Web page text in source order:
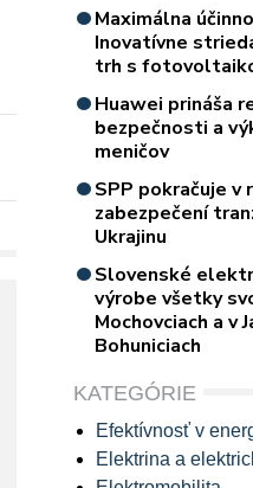
Maximálna
Inovatívne
trh s
Huawei prináša
bezpečnosti a
meničov
SPP pokračuje v
zabezpečení
Ukrajinu
Slovenské
výrobe všetky
Mochovciach a v
Bohuniciach
KATEGÓRIE
Efektívnosť v
Elektrina a